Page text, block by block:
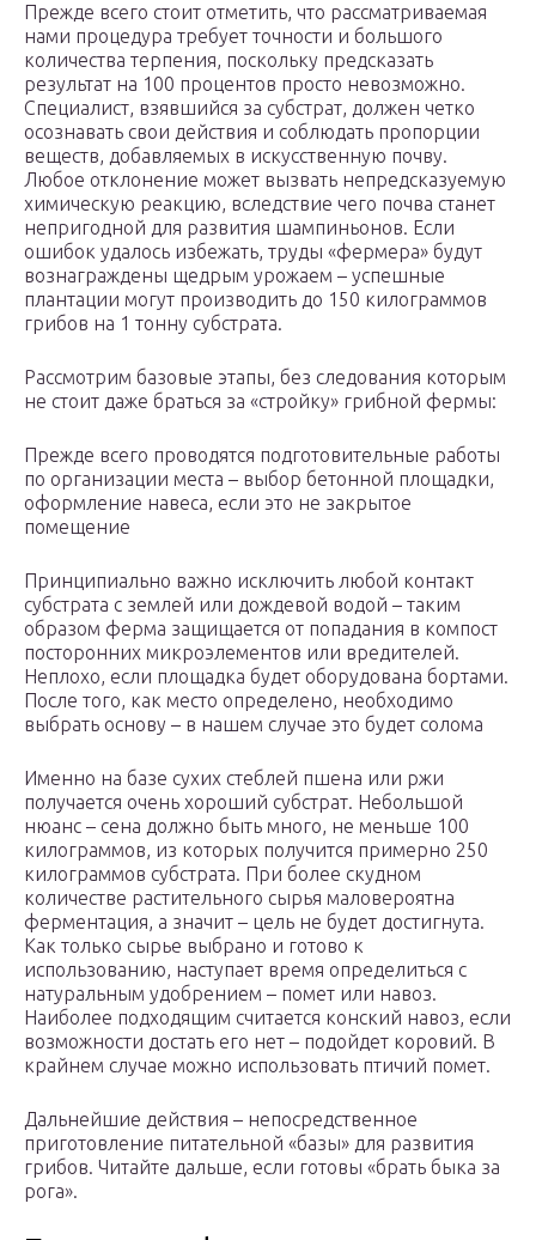
Прежде всего стоит отметить, что рассматриваемая
нами процедура требует точности и большого
количества терпения, поскольку предсказать
результат на 100 процентов просто невозможно.
Специалист, взявшийся за субстрат, должен четко
осознавать свои действия и соблюдать пропорции
веществ, добавляемых в искусственную почву.
Любое отклонение может вызвать непредсказуемую
химическую реакцию, вследствие чего почва станет
непригодной для развития шампиньонов. Если
ошибок удалось избежать, труды «фермера» будут
вознаграждены щедрым урожаем – успешные
плантации могут производить до 150 килограммов
грибов на 1 тонну субстрата.
Рассмотрим базовые этапы, без следования которым
не стоит даже браться за «стройку» грибной фермы:
Прежде всего проводятся подготовительные работы
по организации места – выбор бетонной площадки,
оформление навеса, если это не закрытое
помещение
Принципиально важно исключить любой контакт
субстрата с землей или дождевой водой – таким
образом ферма защищается от попадания в компост
посторонних микроэлементов или вредителей.
Неплохо, если площадка будет оборудована бортами.
После того, как место определено, необходимо
выбрать основу – в нашем случае это будет солома
Именно на базе сухих стеблей пшена или ржи
получается очень хороший субстрат. Небольшой
нюанс – сена должно быть много, не меньше 100
килограммов, из которых получится примерно 250
килограммов субстрата. При более скудном
количестве растительного сырья маловероятна
ферментация, а значит – цель не будет достигнута.
Как только сырье выбрано и готово к
использованию, наступает время определиться с
натуральным удобрением – помет или навоз.
Наиболее подходящим считается конский навоз, если
возможности достать его нет – подойдет коровий. В
крайнем случае можно использовать птичий помет.
Дальнейшие действия – непосредственное
приготовление питательной «базы» для развития
грибов. Читайте дальше, если готовы «брать быка за
рога».